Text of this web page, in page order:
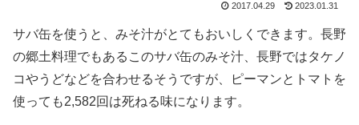
2017.04.29 2023.01.31
サバ缶を使うと、みそ汁がとてもおいしくできます。長野
の郷土料理でもあるこのサバ缶のみそ汁、長野ではタケノ
コやうどなどを合わせるそうですが、ピーマンとトマトを
使っても2,582回は死ねる味になります。